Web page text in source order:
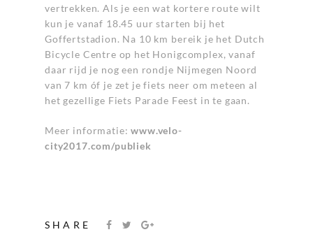
vertrekken. Als je een wat kortere route wilt
kun je vanaf 18.45 uur starten bij het
Goffertstadion. Na 10 km bereik je het Dutch
Bicycle Centre op het Honigcomplex, vanaf
daar rijd je nog een rondje Nijmegen Noord
van 7 km óf je zet je fiets neer om meteen al
het gezellige Fiets Parade Feest in te gaan.
Meer informatie: www.velo-
city2017.com/publiek
SHARE